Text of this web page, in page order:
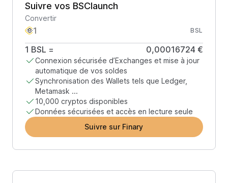
Suivre vos BSClaunch
Convertir
BSL
1 BSL = 0,00016724 €
Connexion sécurisée d’Exchanges et mise à jour
automatique de vos soldes
Synchronisation des Wallets tels que Ledger,
Metamask ...
10,000 cryptos disponibles
Données sécurisées et accès en lecture seule
Suivre sur Finary